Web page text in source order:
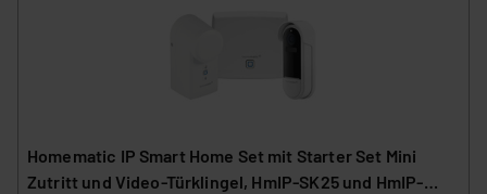
Homematic IP Smart Home Set mit Starter Set Mini
Zutritt und Video-Türklingel, HmIP-SK25 und HmIP-